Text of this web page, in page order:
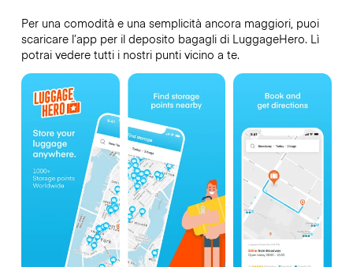
Per una comodità e una semplicità ancora maggiori, puoi
scaricare l’app per il deposito bagagli di LuggageHero. Lì
potrai vedere tutti i nostri punti vicino a te.